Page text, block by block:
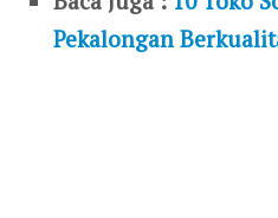
Pekalongan